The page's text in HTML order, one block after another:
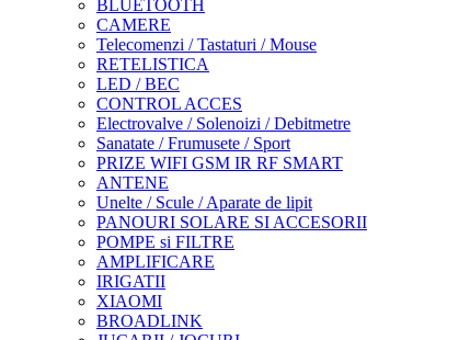
BLUETOOTH
CAMERE
Telecomenzi / Tastaturi / Mouse
RETELISTICA
LED / BEC
CONTROL ACCES
Electrovalve / Solenoizi / Debitmetre
Sanatate / Frumusete / Sport
PRIZE WIFI GSM IR RF SMART
ANTENE
Unelte / Scule / Aparate de lipit
PANOURI SOLARE SI ACCESORII
POMPE si FILTRE
AMPLIFICARE
IRIGATII
XIAOMI
BROADLINK